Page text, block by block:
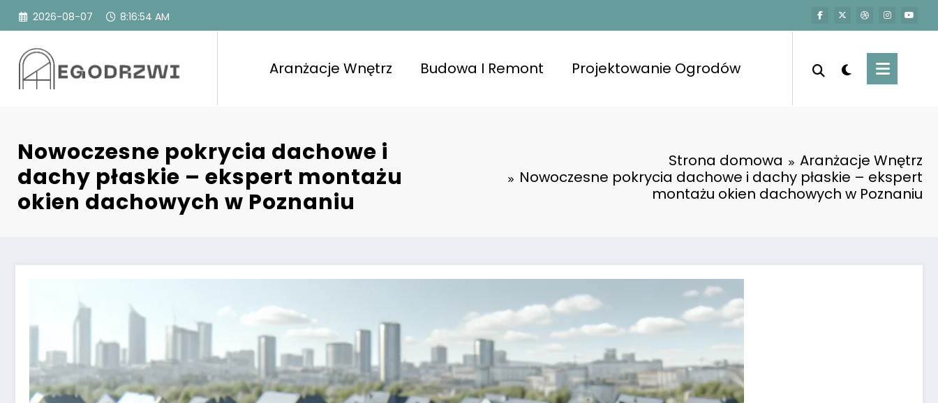
Przejdź
2026-08-07 8:16:55 AM
Aranżacje Wnętrz Budowa I Remont Projektowanie Ogrodów
Nowoczesne pokrycia dachowe i
dachy płaskie – ekspert montażu
okien dachowych w Poznaniu
Strona domowa
Aranżacje Wnętrz
Nowoczesne pokrycia dachowe i dachy płaskie – ekspert
montażu okien dachowych w Poznaniu